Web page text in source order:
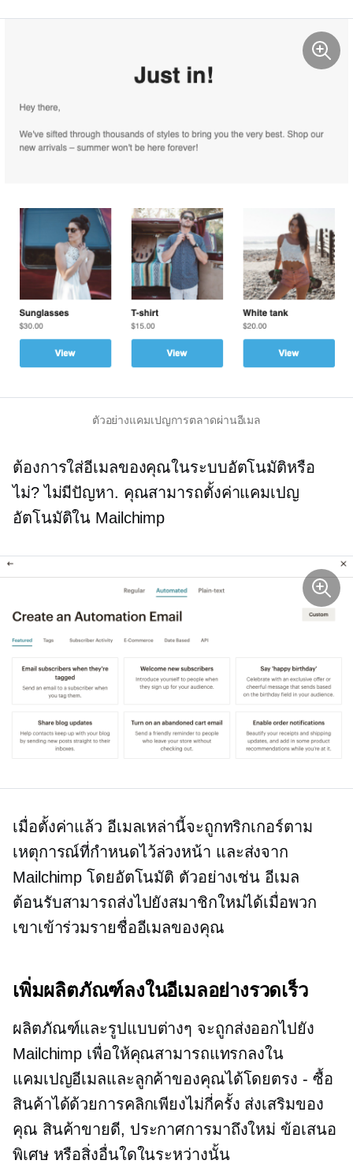
ตัวอย่างแคมเปญการตลาดผ่านอีเมล
ต้องการใส่อีเมลของคุณในระบบอัตโนมัติหรือ
ไม่? ไม่มีปัญหา. คุณสามารถตั้งค่าแคมเปญ
อัตโนมัติใน Mailchimp
เมื่อตั้งค่าแล้ว อีเมลเหล่านี้จะถูกทริกเกอร์ตาม
เหตุการณ์ที่กำหนดไว้ล่วงหน้า และส่งจาก
Mailchimp โดยอัตโนมัติ ตัวอย่างเช่น อีเมล
ต้อนรับสามารถส่งไปยังสมาชิกใหม่ได้เมื่อพวก
เขาเข้าร่วมรายชื่ออีเมลของคุณ
เพิ่มผลิตภัณฑ์ลงในอีเมลอย่างรวดเร็ว
ผลิตภัณฑ์และรูปแบบต่างๆ จะถูกส่งออกไปยัง
Mailchimp เพื่อให้คุณสามารถแทรกลงใน
แคมเปญอีเมลและลูกค้าของคุณได้โดยตรง - ซื้อ
สินค้าได้ด้วยการคลิกเพียงไม่กี่ครั้ง ส่งเสริมของ
คุณ สินค้าขายดี, ประกาศการมาถึงใหม่ ข้อเสนอ
พิเศษ หรือสิ่งอื่นใดในระหว่างนั้น